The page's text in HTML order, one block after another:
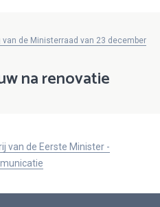
de Ministerraad van 23 december
na renovatie
van de Eerste Minister -